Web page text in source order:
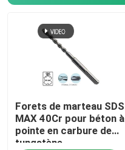
Forets de marteau SDS
MAX 40Cr pour béton à
pointe en carbure de
tungstène